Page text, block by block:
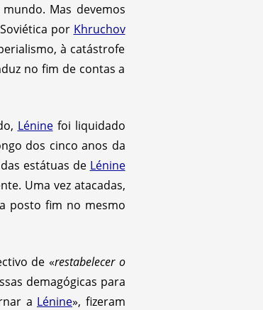
Mas devemos
por Khruchov
à catástrofe
no fim de contas a
Léninefoi liquidado
dos cinco anos da
estátuas de Lénine
Uma vez atacadas,
posto fim no mesmo
de «restabelecer o
demagógicas para
a Lénine», fizeram